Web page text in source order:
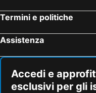
Termini e politiche
Assistenza
Accedi e
esclusivi per gli